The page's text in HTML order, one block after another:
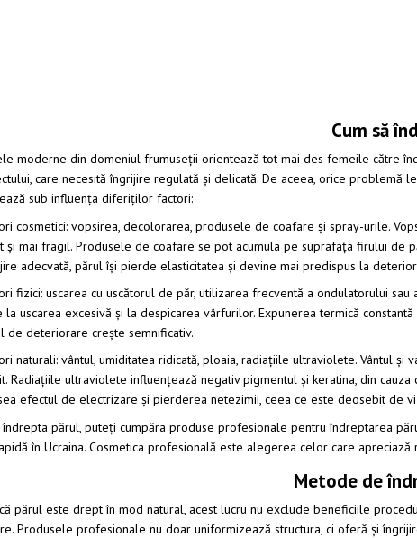
Cum să
moderne din domeniul frumuseții orientează tot mai des femeile către
care necesită îngrijire regulată și delicată. De aceea, orice
sub influența diferiților factori:
cosmetici: vopsirea, decolorarea, produsele de coafare și spray-urile.
și mai fragil. Produsele de coafare se pot acumula pe suprafața firului de
adecvată, părul își pierde elasticitatea și devine mai predispus la
fizici: uscarea cu uscătorul de păr, utilizarea frecventă a ondulatorului
la uscarea excesivă și la despicarea vârfurilor. Expunerea termică
de deteriorare crește semnificativ.
naturali: vântul, umiditatea ridicată, ploaia, radiațiile ultraviolete. Vântul
Radiațiile ultraviolete influențează negativ pigmentul și keratina, din
efectul de electrizare și pierderea netezimii, ceea ce este deosebit de
îndrepta părul, puteți cumpăra produse profesionale pentru îndreptarea
în Ucraina. Cosmetica profesională este alegerea celor care apreciază
Metode de
părul este drept în mod natural, acest lucru nu exclude beneficiile
Produsele profesionale nu doar uniformizează structura, ci oferă și